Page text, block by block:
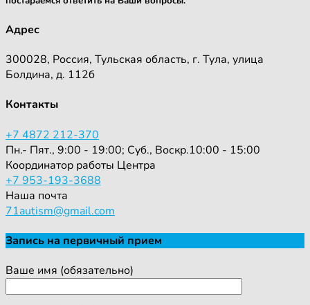
Адрес
300028, Россия, Тульская область, г. Тула, улица
Болдина, д. 112б
Контакты
+7 4872 212-370
Пн.- Пят., 9:00 - 19:00; Суб., Воскр.10:00 - 15:00
Координатор работы Центра
+7 953-193-3688
Наша почта
71autism@gmail.com
Запись на первичный прием
Ваше имя (обязательно)